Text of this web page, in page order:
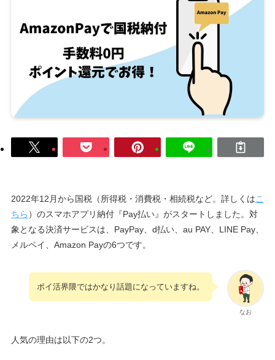
2022年12月から国税（所得税・消費税・相続税など。詳しくはこ
ちら ）のスマホアプリ納付『Pay払い』がスタートしました。対
象となる決済サービスは、PayPay、d払い、au PAY、LINE Pay、
メルペイ、Amazon Payの6つです。
なお
ポイ活界隈ではかなり話題になっていますね。
人気の理由は以下の2つ。